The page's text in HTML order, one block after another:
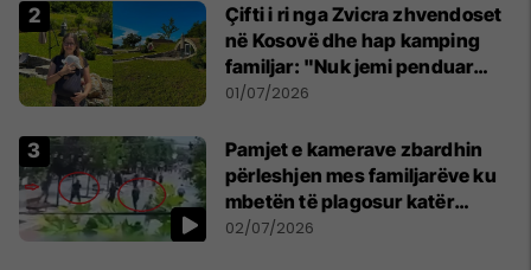
Çifti i ri nga Zvicra zhvendoset
në Kosovë dhe hap kamping
familjar: "Nuk jemi penduar
asnjë ditë"
01/07/2026
Pamjet e kamerave zbardhin
përleshjen mes familjarëve ku
mbetën të plagosur katër
persona
02/07/2026